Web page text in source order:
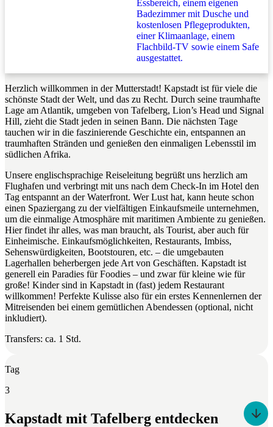
Entspannung sorgen.
Essbereich, einem eigenen
Badezimmer mit Dusche und
kostenlosen Pflegeprodukten,
einer Klimaanlage, einem
Flachbild-TV sowie einem Safe
ausgestattet.
Herzlich willkommen in der Mutterstadt! Kapstadt ist für viele die
schönste Stadt der Welt, und das zu Recht. Durch seine traumhafte
Lage am Atlantik, umgeben von Tafelberg, Lion’s Head und Signal
Hill, zieht die Stadt jeden in seinen Bann. Die nächsten Tage
tauchen wir in die faszinierende Geschichte ein, entspannen an
traumhaften Stränden und genießen den einmaligen Lebensstil im
südlichen Afrika.
Unsere englischsprachige Reiseleitung begrüßt uns herzlich am
Flughafen und verbringt mit uns nach dem Check-In im Hotel den
Tag entspannt an der Waterfront. Wer Lust hat, kann heute schon
einen Spaziergang zu der vielfältigen Einkaufsmeile unternehmen,
um die einmalige Atmosphäre mit maritimen Ambiente zu genießen.
Hier findet ihr alles, was man braucht, als Tourist, aber auch für
Einheimische. Einkaufsmöglichkeiten, Restaurants, Imbiss,
Sehenswürdigkeiten, Bootstouren, etc. – die umgebauten
Lagerhallen beherbergen jede Art von Geschäften. Kapstadt ist
generell ein Paradies für Foodies – und zwar für kleine wie für
große! Kinder sind in Kapstadt in (fast) jedem Restaurant
willkommen! Perfekte Kulisse also für ein erstes Kennenlernen der
Mitreisenden bei einem gemütlichen Abendessen (optional, nicht
inkludiert).
Transfers: ca. 1 Std.
Tag
3
Kapstadt mit Tafelberg entdecken